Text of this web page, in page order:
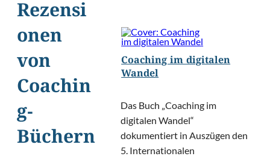
Rezensi
onen
von
Coachin
g-
Büchern
Coaching im digitalen
Wandel
Das Buch „Coaching im
digitalen Wandel“
dokumentiert in Auszügen den
5. Internationalen